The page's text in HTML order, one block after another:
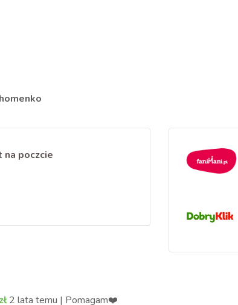
na poczcie
zł 2 lata temu | Pomagam❤️